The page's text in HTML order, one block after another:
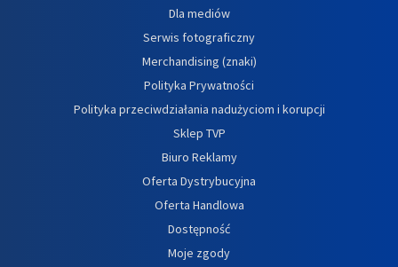
Dla mediów
Serwis fotograficzny
Merchandising (znaki)
Polityka Prywatności
Polityka przeciwdziałania nadużyciom i korupcji
Sklep TVP
Biuro Reklamy
Oferta Dystrybucyjna
Oferta Handlowa
Dostępność
Moje zgody